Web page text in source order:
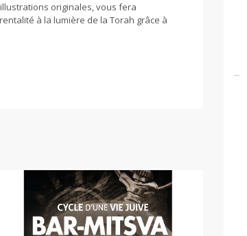
originales, vous fera
à la lumière de la Torah grâce à